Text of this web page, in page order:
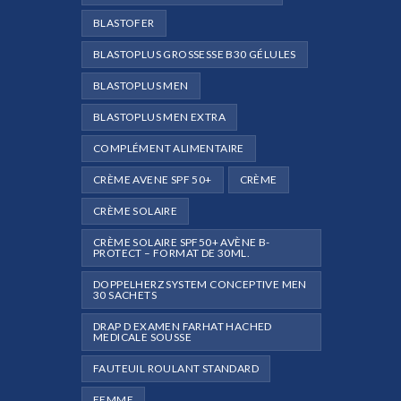
BLASTOFER
BLASTOPLUS GROSSESSE B30 GÉLULES
BLASTOPLUS MEN
BLASTOPLUS MEN EXTRA
COMPLÉMENT ALIMENTAIRE
CRÈME AVENE SPF 50+ CRÈME
CRÈME SOLAIRE
CRÈME SOLAIRE SPF50+ AVÈNE B-
PROTECT – FORMAT DE 30ML.
DOPPELHERZ SYSTEM CONCEPTIVE MEN
30 SACHETS
DRAP D EXAMEN FARHAT HACHED
MEDICALE SOUSSE
FAUTEUIL ROULANT STANDARD